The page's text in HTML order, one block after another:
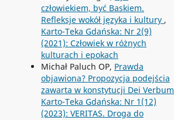
człowiekiem, być Baskiem.
Refleksje wokół języka i kultury ,
Karto-Teka Gdańska: Nr 2(9)
(2021): Człowiek w różnych
kulturach i epokach
Michał Paluch OP, Prawda
objawiona? Propozycja podejścia
zawarta w konstytucji Dei Verbum
Karto-Teka Gdańska: Nr 1(12)
(2023): VERITAS. Droga do